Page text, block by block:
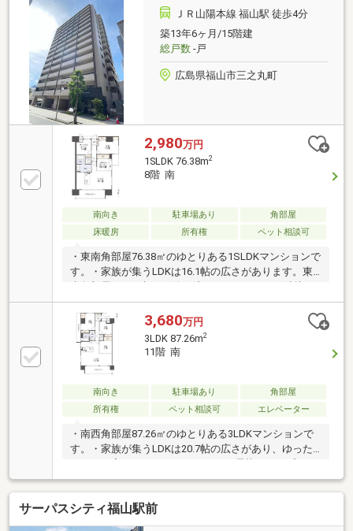
ることも可能です。□洋室に隣接したウォークインク
ローゼットは大容量の収納スペースです。□キッチン
に隣接した洗面所は、家事同線が短く、家事の負担を
減らすことができます。□空室のため、随時内見を承
ります。お気軽にお問い合わせ下さい。
ＪＲ山陽本線 福山駅 徒歩4分
築13年6ヶ月/15階建
総戸数-戸
広島県福山市三之丸町
2,980万円
1SLDK 76.38m2
8階 南
南向き 駐車場あり
角部屋
床暖房
所有権 ペット相談可
・東南角部屋76.38㎡のゆとりある1SLDKマンションで
す。・家族が集うLDKは16.1帖の広さがあります。東
南角部屋のため朝日が降り注ぎます。・LDKに隣接し
た畳コーナーは約4.0帖のゆったりとした寛ぎスペース
です。・床暖房のあるリビングは、寒い冬でも暖かい
空間を与えてくれます。・お洒落なオープンキッチン
はIHクッキングヒーターでお手入れ簡単。食器洗乾燥
機が毎日の家事の負担を軽減します。・キッチン横の
洗面所は家事動線が短く、使いやすい間取りです。・
ペット飼育可。大切でかわいいペットと一緒に暮らせ
ます。・内見ご希望の際には、お気軽にお問合せくだ
3,680万円
3LDK 87.26m2
11階 南
南向き 駐車場あり
角部屋
所有権
ペット相談可 エレベーター
・南西角部屋87.26㎡のゆとりある3LDKマンションで
す。・家族が集うLDKは20.7帖の広さがあり、ゆった
りとした寛ぎのスペースです。・お洒落なオープンキ
ッチンスペースには窓があり、換気に大変便利で
す。・浴室には毎日の疲れを癒すミストサウナ付きの
浴室暖房乾燥があります。・福山駅まで徒歩4分の立
地は、毎日の通勤・通学に大変便利です。・毎日のお
サーパスシティ福山駅前